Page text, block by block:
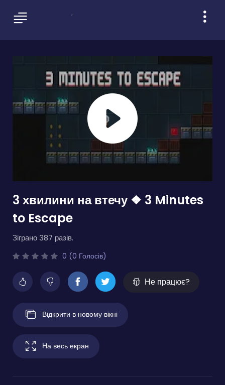
3 хвилини на втечу ❖ 3 Minutes
to Escape
Зіграно 387 разів.
0 (0 Голосів)
Не працює?
Відкрити в новому вікні
На весь екран